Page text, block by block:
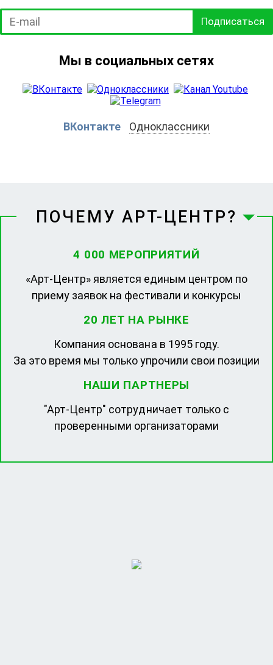
Подписаться
Мы в социальных сетях
ВКонтакте Одноклассники
ПОЧЕМУ АРТ-ЦЕНТР?
4 000 МЕРОПРИЯТИЙ
«Арт-Центр» является единым центром по
приему заявок на фестивали и конкурсы
20 ЛЕТ НА РЫНКЕ
Компания основана в 1995 году.
За это время мы только упрочили свои позиции
НАШИ ПАРТНЕРЫ
"Арт-Центр" сотрудничает только с
проверенными организаторами